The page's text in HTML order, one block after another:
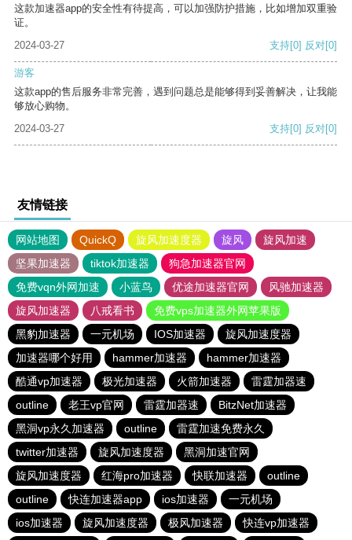
这款加速器app的安全性有待提高，可以加强防护措施，比如增加双重验
证。
2024-03-27
支持[0] 反对[0]
游客
这款app的售后服务非常完善，遇到问题总是能够得到妥善解决，让我能
够放心购物。
2024-03-27
支持[0] 反对[0]
友情链接
网站地图 QuickQ 旋风加速度器 旋风
旋风加速
坚果加速器
tiktok加速器
狗急加速器官网
免费vqn外网加速
小蓝鸟 优途加速器官网
风驰加速器
旋风加速器
八戒看书
免费vps加速器外网苹果版
黑豹加速器
一元机场 IOS加速器
旋风加速度器
加速器哪个好用
hammer加速器
hammer加速器
酷通vp加速器
极光加速器 火箭加速器
雷霆加器速
outline
老王vp官网 雷霆加器速
BitzNet加速器
黑洞vp永久加速器
outline
雷霆加速免费永久
twitter加速器
旋风加速度器
黑洞加速官网
旋风加速度器
红海pro加速器 快联加速器
outline
outline
快连加速器app ios加速器
一元机场
ios加速器
旋风加速度器 极风加速器 快连vp加速器